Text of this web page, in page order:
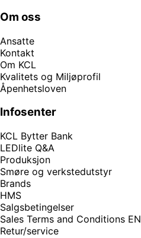
Om oss
Ansatte
Kontakt
Om KCL
Kvalitets og Miljøprofil
Åpenhetsloven
Infosenter
KCL Bytter Bank
LEDlite Q&A
Produksjon
Smøre og verkstedutstyr
Brands
HMS
Salgsbetingelser
Sales Terms and Conditions EN
Retur/service